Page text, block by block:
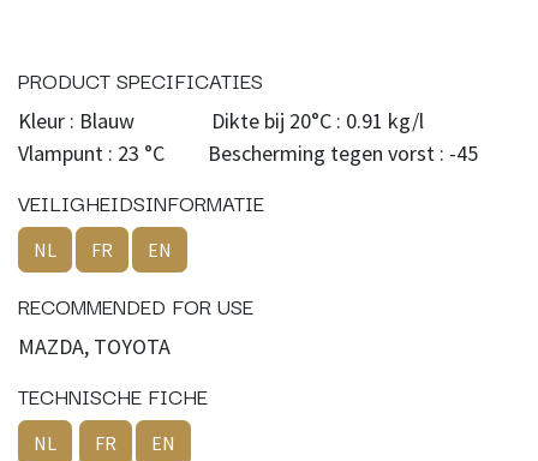
PRODUCT SPECIFICATIES
Kleur : Blauw Dikte bij 20°C : 0.91 kg/l
Vlampunt : 23 °C Bescherming tegen vorst : -45
VEILIGHEIDSINFORMATIE
NL FR EN
RECOMMENDED FOR USE
MAZDA, TOYOTA
TECHNISCHE FICHE
NL FR EN